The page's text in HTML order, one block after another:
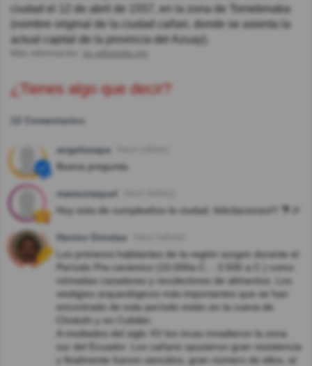
ciudad el 12 de abril de 1557, en la zona de Tomebmaba
(nombre original de la ciudad cañari, donde se asienta la
actual capital de la provincia del Azuay).
¿Tienes algo que decir?
12 Comentarios
angelzeapa
Buena pregunta.
mamuiraquel
Hoy esta de cumpleaños la ciudad, felicitaciones!!! 💐🎉
Hector Ornelas
Los primeros habitantes de la región surgen durante el
Período Pre-cerámico (10.000a.C. - 3.500 a.C.) como
nómadas cazadores y recolectores de alimentos. Los
vestigios arqueológicos más importantes que se han
encontrado de este período están en la cueva de
Chobshi y en Cubilán.
A mediados del siglo XV los incas invadieron la zona
sur del Ecuador. Los cañaris opusieron gran resistencia
y finalmente fueron vencidos, gran número de ellos, al